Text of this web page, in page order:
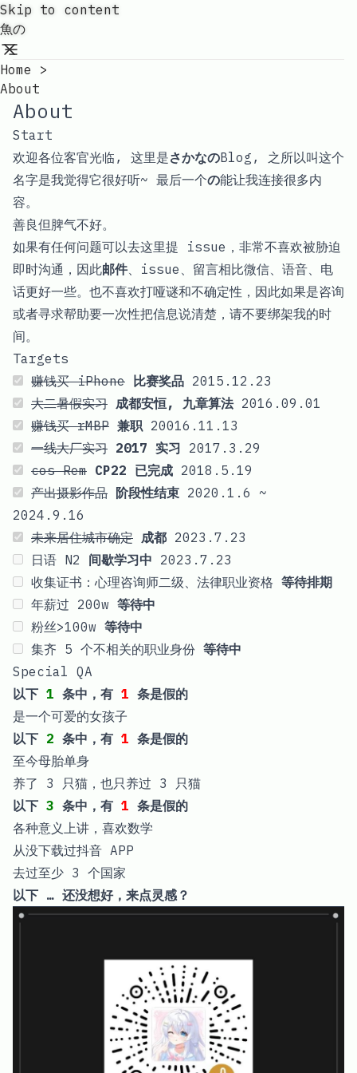
Skip to content
魚の
Home
>
About
About
Start
欢迎各位客官光临, 这里是さかなのBlog, 之所以叫这个
名字是我觉得它很好听~ 最后一个の能让我连接很多内
容。
善良但脾气不好。
如果有任何问题可以去这里提 issue，非常不喜欢被胁迫
即时沟通，因此邮件、issue、留言相比微信、语音、电
话更好一些。也不喜欢打哑谜和不确定性，因此如果是咨询
或者寻求帮助要一次性把信息说清楚，请不要绑架我的时
间。
Targets
赚钱买 iPhone 比赛奖品 2015.12.23
大二暑假实习 成都安恒, 九章算法2016.09.01
赚钱买 rMBP 兼职 20016.11.13
一线大厂实习 2017 实习 2017.3.29
cos Rem CP22 已完成 2018.5.19
产出摄影作品 阶段性结束 2020.1.6 ~
2024.9.16
未来居住城市确定 成都 2023.7.23
日语 N2 间歇学习中 2023.7.23
收集证书：心理咨询师二级、法律职业资格 等待排期
年薪过 200w 等待中
粉丝>100w 等待中
集齐 5 个不相关的职业身份 等待中
Special QA
以下 1 条中，有 1 条是假的
是一个可爱的女孩子
以下 2 条中，有 1 条是假的
至今母胎单身
养了 3 只猫，也只养过 3 只猫
以下 3 条中，有 1 条是假的
各种意义上讲，喜欢数学
从没下载过抖音 APP
去过至少 3 个国家
以下 … 还没想好，来点灵感？